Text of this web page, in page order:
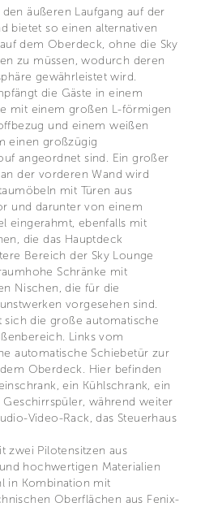
äußeren Laufgang auf der
bietet so einen alternativen
dem Oberdeck, ohne die Sky
zu müssen, wodurch deren
gewährleistet wird.
die Gäste in einem
mit einem großen L-förmigen
und einem weißen
einen großzügig
angeordnet sind. Ein großer
der vorderen Wand wird
mit Türen aus
und darunter von einem
eingerahmt, ebenfalls mit
die das Hauptdeck
Bereich der Sky Lounge
Schränke mit
Nischen, die für die
vorgesehen sind.
sich die große automatische
Links vom
automatische Schiebetür zur
Oberdeck. Hier befinden
ein Kühlschrank, ein
während weiter
Video-Rack, das Steuerhaus
zwei Pilotensitzen aus
hochwertigen Materialien
in Kombination mit
Oberflächen aus Fenix-